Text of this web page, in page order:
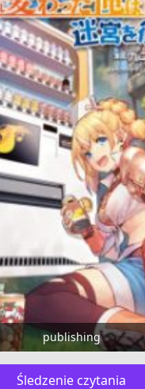
publishing
Śledzenie czytania